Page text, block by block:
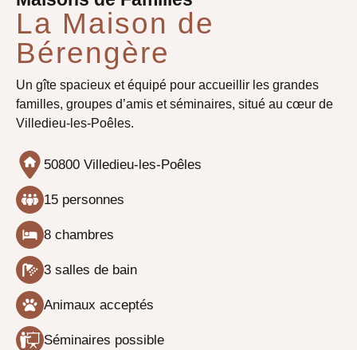
La Maison de
Bérengère
Un gîte spacieux et équipé pour accueillir les grandes
familles, groupes d’amis et séminaires, situé au cœur de
Villedieu-les-Poêles.
50800 Villedieu-les-Poêles
15 personnes
8 chambres
3 salles de bain
Animaux acceptés
Séminaires possible